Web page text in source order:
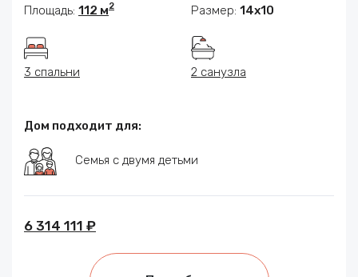
Площадь: 112 м2 Размер: 14x10
3 спальни 2 санузла
Дом подходит для:
Семья с двумя детьми
6 314 111 ₽